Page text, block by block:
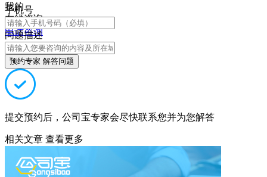
我的
在线咨询
电话咨询
手机号
问题描述
预约专家 解答问题
提交预约后，公司宝专家会尽快联系您并为您解答
相关文章 查看更多